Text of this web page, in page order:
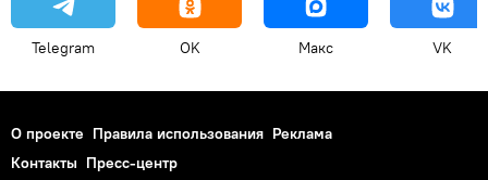
Telegram OK Макс VK
О проекте Правила использования Реклама
Контакты Пресс-центр